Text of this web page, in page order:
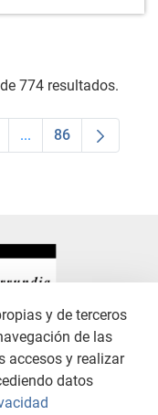
774 resultados.
Use TAB para
...PáginasPágina
86
DE PRIVACIDAD
y de terceros
de las
accesos y realizar
datos